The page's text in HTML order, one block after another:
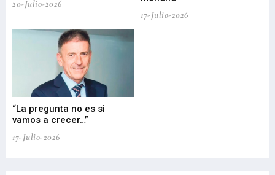
20-Julio-2026
17-Julio-2026
“La pregunta no es si
vamos a crecer…”
17-Julio-2026